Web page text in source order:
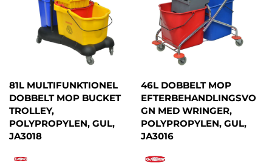
81L MULTIFUNKTIONEL
DOBBELT MOP BUCKET
TROLLEY,
POLYPROPYLEN, GUL,
JA3018
46L DOBBELT MOP
EFTERBEHANDLINGSVO
GN MED WRINGER,
POLYPROPYLEN, GUL,
JA3016